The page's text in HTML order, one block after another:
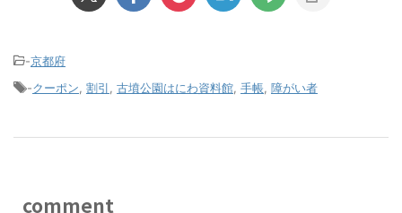
-京都府
-クーポン 割引 古墳公園はにわ資料館 手帳 障がい者
comment